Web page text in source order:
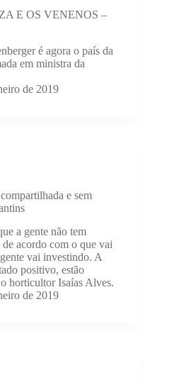
E OS VENENOS –
é agora o país da
em ministra da
de 2019
e sem
a gente não tem
acordo com o que vai
vai investindo. A
positivo, estão
horticultor Isaías Alves.
de 2019